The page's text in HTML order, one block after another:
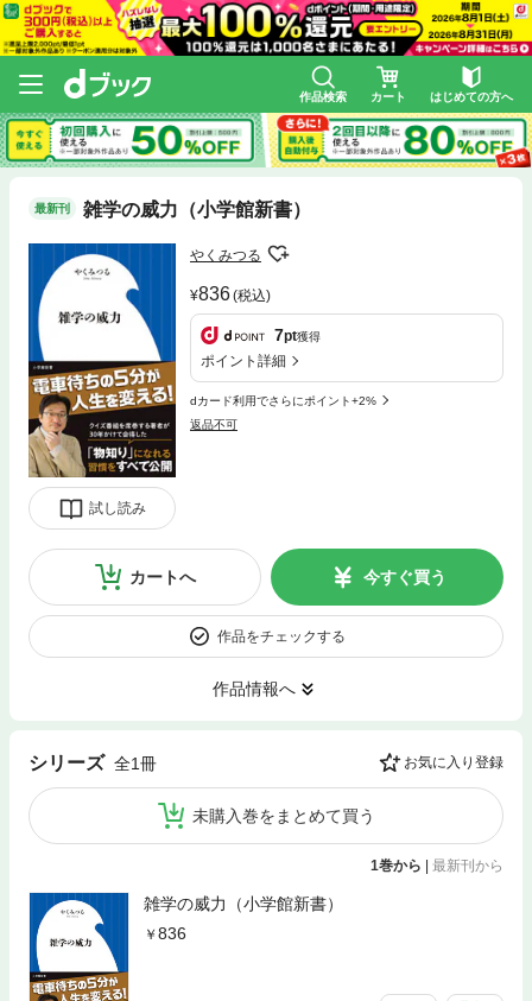
作品検索 カート はじめての方へ
最新刊 雑学の威力（小学館新書）
試し読み
やくみつる
836(税込)
7pt獲得
ポイント詳細
dカード利用でさらにポイント+2%
返品不可
カートへ 今すぐ買う
作品をチェックする
作品情報へ
シリーズ 全1冊 お気に入り登録
未購入巻をまとめて買う
1巻から 最新刊から
雑学の威力（小学館新書）
836